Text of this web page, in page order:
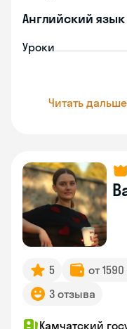
Английский язык
Уроки
Читать дальше
5 от
3 отзыва
Камчатский